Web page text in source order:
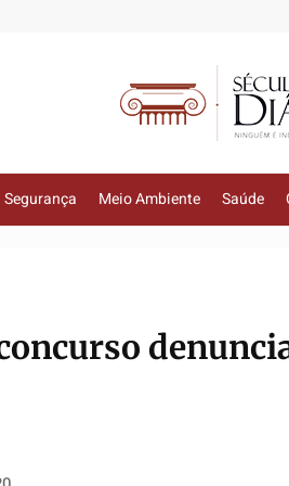
Segurança Meio Ambiente Saúde